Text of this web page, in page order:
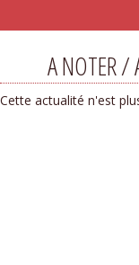
A NOTER /
Cette actualité n'est